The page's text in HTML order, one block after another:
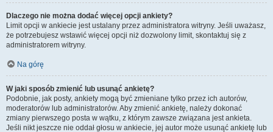
Dlaczego nie można dodać więcej opcji ankiety?
Limit opcji w ankiecie jest ustalany przez administratora witryny. Jeśli uważasz,
że potrzebujesz wstawić więcej opcji niż dozwolony limit, skontaktuj się z
administratorem witryny.
Na górę
W jaki sposób zmienić lub usunąć ankietę?
Podobnie, jak posty, ankiety mogą być zmieniane tylko przez ich autorów,
moderatorów lub administratorów. Aby zmienić ankietę, należy dokonać
zmiany pierwszego posta w wątku, z którym zawsze związana jest ankieta.
Jeśli nikt jeszcze nie oddał głosu w ankiecie, jej autor może usunąć ankietę lub